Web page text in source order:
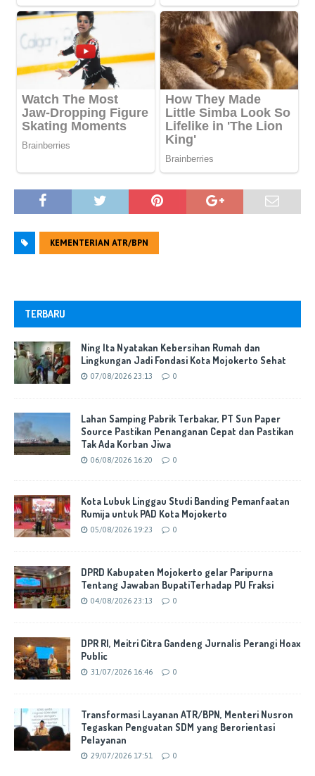
KEMENTERIAN ATR/BPN
TERBARU
Ning Ita Nyatakan Kebersihan Rumah dan
Lingkungan Jadi Fondasi Kota Mojokerto Sehat
07/08/2026 23:13 0
Lahan Samping Pabrik Terbakar, PT Sun Paper
Source Pastikan Penanganan Cepat dan Pastikan
Tak Ada Korban Jiwa
06/08/2026 16:20 0
Kota Lubuk Linggau Studi Banding Pemanfaatan
Rumija untuk PAD Kota Mojokerto
05/08/2026 19:23 0
DPRD Kabupaten Mojokerto gelar Paripurna
Tentang Jawaban BupatiTerhadap PU Fraksi
04/08/2026 23:13 0
DPR RI, Meitri Citra Gandeng Jurnalis Perangi Hoax
Public
31/07/2026 16:46 0
Transformasi Layanan ATR/BPN, Menteri Nusron
Tegaskan Penguatan SDM yang Berorientasi
Pelayanan
29/07/2026 17:51 0